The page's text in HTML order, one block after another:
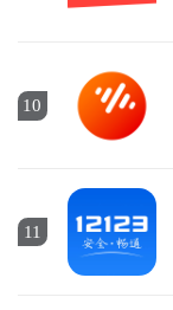
10
11